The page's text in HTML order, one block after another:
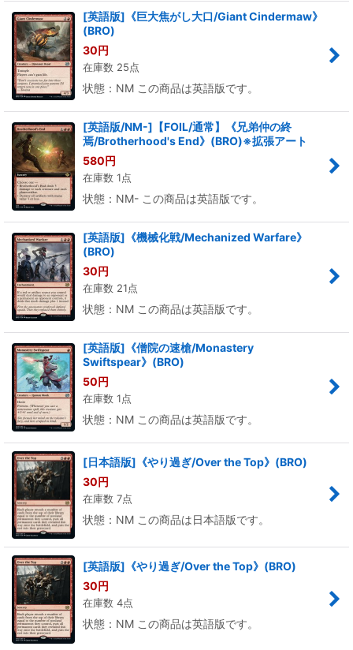
[英語版]《巨大焦がし大口/Giant Cindermaw》
(BRO)
30円
在庫数 25点
状態：NM この商品は英語版です。
[英語版/NM-]【FOIL/通常】《兄弟仲の終
焉/Brotherhood's End》(BRO)※拡張アート
580円
在庫数 1点
状態：NM- この商品は英語版です。
[英語版]《機械化戦/Mechanized Warfare》
(BRO)
30円
在庫数 21点
状態：NM この商品は英語版です。
[英語版]《僧院の速槍/Monastery
Swiftspear》(BRO)
50円
在庫数 1点
状態：NM この商品は英語版です。
[日本語版]《やり過ぎ/Over the Top》(BRO)
30円
在庫数 7点
状態：NM この商品は日本語版です。
[英語版]《やり過ぎ/Over the Top》(BRO)
30円
在庫数 4点
状態：NM この商品は英語版です。